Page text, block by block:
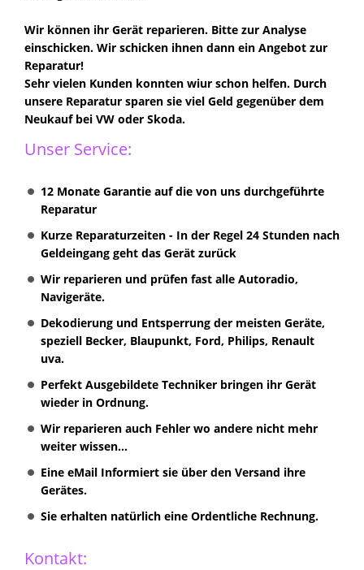
Wir können ihr Gerät reparieren. Bitte zur Analyse
einschicken. Wir schicken ihnen dann ein Angebot zur
Reparatur!
Sehr vielen Kunden konnten wiur schon helfen. Durch
unsere Reparatur sparen sie viel Geld gegenüber dem
Neukauf bei VW oder Skoda.
Unser Service:
12 Monate Garantie auf die von uns durchgeführte
Reparatur
Kurze Reparaturzeiten - In der Regel 24 Stunden nach
Geldeingang geht das Gerät zurück
Wir reparieren und prüfen fast alle Autoradio,
Navigeräte.
Dekodierung und Entsperrung der meisten Geräte,
speziell Becker, Blaupunkt, Ford, Philips, Renault
uva.
Perfekt Ausgebildete Techniker bringen ihr Gerät
wieder in Ordnung.
Wir reparieren auch Fehler wo andere nicht mehr
weiter wissen...
Eine eMail Informiert sie über den Versand ihre
Gerätes.
Sie erhalten natürlich eine Ordentliche Rechnung.
Kontakt: